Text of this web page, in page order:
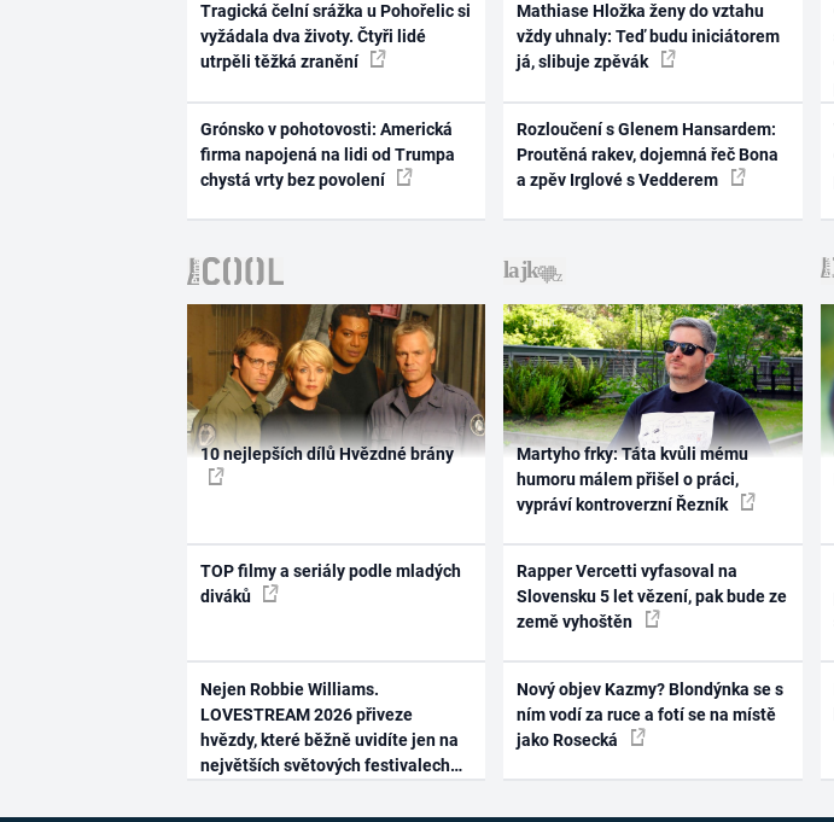
Tragická čelní srážka u Pohořelic si
vyžádala dva životy. Čtyři lidé
utrpěli těžká zranění
Grónsko v pohotovosti: Americká
firma napojená na lidi od Trumpa
chystá vrty bez povolení
Mathiase Hložka ženy do vztahu
vždy uhnaly: Teď budu iniciátorem
já, slibuje zpěvák
Rozloučení s Glenem Hansardem:
Proutěná rakev, dojemná řeč Bona
a zpěv Irglové s Vedderem
10 nejlepších dílů Hvězdné brány
TOP filmy a seriály podle mladých
diváků
Nejen Robbie Williams.
LOVESTREAM 2026 přiveze
hvězdy, které běžně uvidíte jen na
největších světových festivalech
Martyho frky: Táta kvůli mému
humoru málem přišel o práci,
vypráví kontroverzní Řezník
Rapper Vercetti vyfasoval na
Slovensku 5 let vězení, pak bude ze
země vyhoštěn
Nový objev Kazmy? Blondýnka se s
ním vodí za ruce a fotí se na místě
jako Rosecká